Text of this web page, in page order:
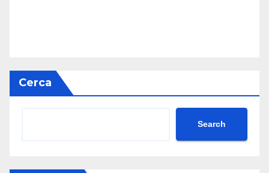
Cerca
Search